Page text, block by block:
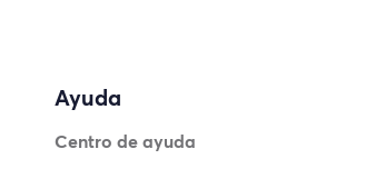
Ayuda
Centro de ayuda